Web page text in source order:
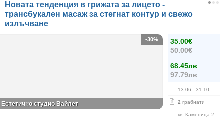
Новата тенденция в грижата за лицето -
трансбукален масаж за стегнат контур и свежо
излъчване
35.00€
50.00€
68.45лв
97.79лв
13.06 - 31.10
2 грабнати
кв. Каменица 2
-30%
Естетично студио Вайлет